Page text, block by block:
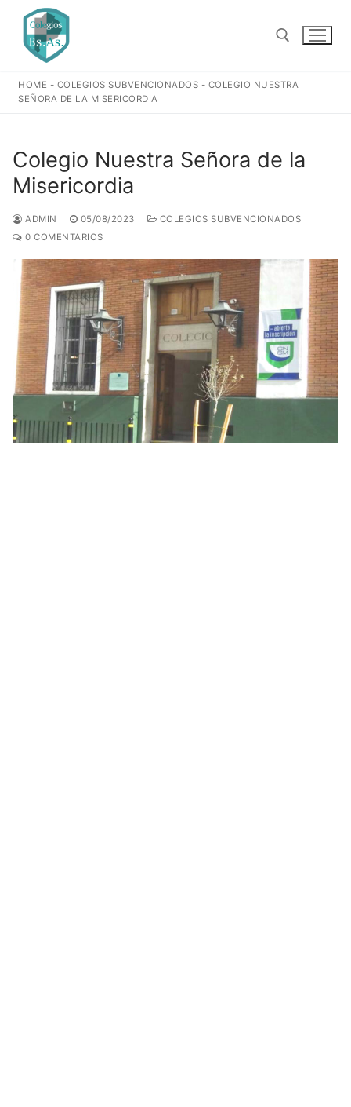
contenido
Buscar:
HOME - COLEGIOS SUBVENCIONADOS - COLEGIO NUESTRA
SEÑORA DE LA MISERICORDIA
Colegio Nuestra Señora de la
Misericordia
ADMIN 05/08/2023
COLEGIOS SUBVENCIONADOS
0 COMENTARIOS